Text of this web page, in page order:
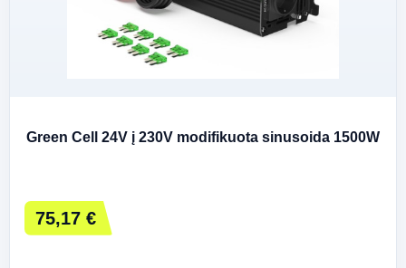
Green Cell 24V į 230V modifikuota sinusoida 1500W
75,17 €